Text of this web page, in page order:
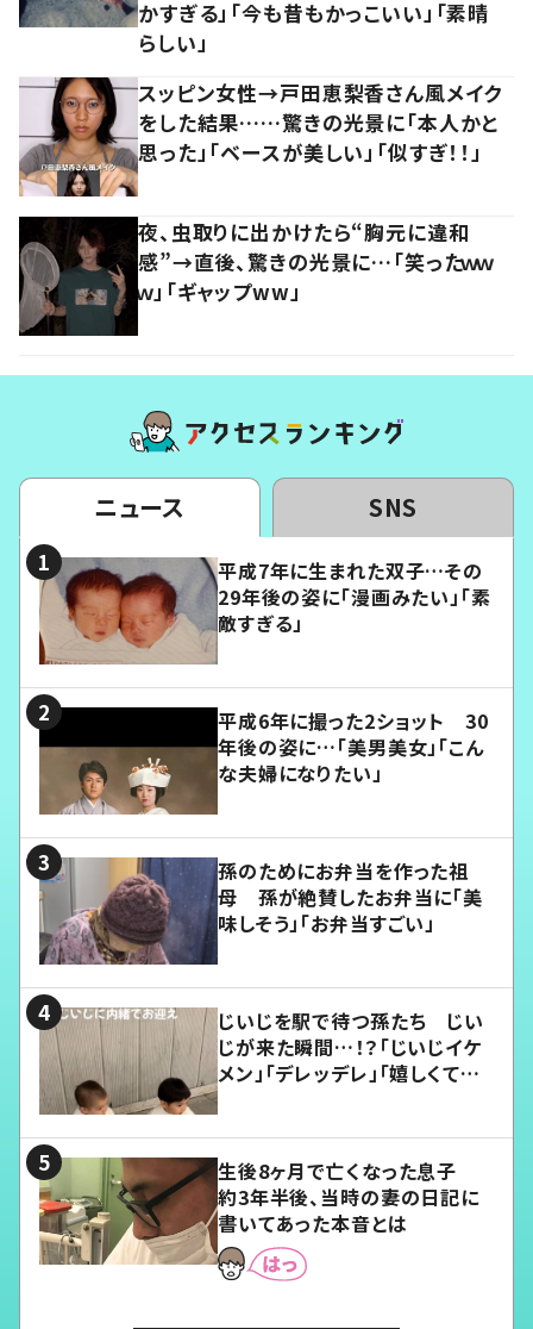
かすぎる」「今も昔もかっこいい」「素晴
らしい」
スッピン女性→戸田恵梨香さん風メイク
をした結果……驚きの光景に「本人かと
思った」「ベースが美しい」「似すぎ！！」
夜、虫取りに出かけたら“胸元に違和
感”→直後、驚きの光景に…「笑ったｗｗ
ｗ」「ギャップww」
ニュース SNS
平成7年に生まれた双子…その
29年後の姿に「漫画みたい」「素
敵すぎる」
平成6年に撮った2ショット 30
年後の姿に…「美男美女」「こん
な夫婦になりたい」
孫のためにお弁当を作った祖
母 孫が絶賛したお弁当に「美
味しそう」「お弁当すごい」
じいじを駅で待つ孫たち じい
じが来た瞬間…！？「じいじイケ
メン」「デレッデレ」「嬉しくて可
生後8ヶ月で亡くなった息子
約3年半後、当時の妻の日記に
書いてあった本音とは